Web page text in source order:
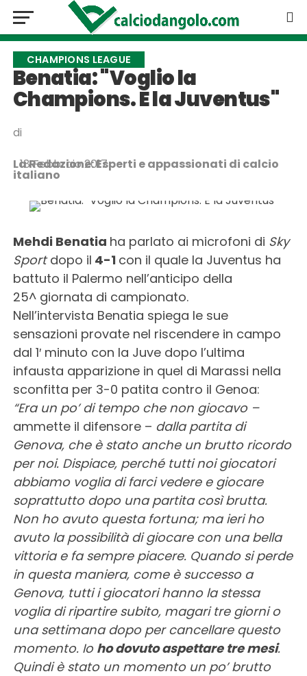
CHAMPIONS LEAGUE
Benatia: "Voglio la
Champions. E la Juventus"
di
La Redazione: Esperti e appassionati di calcio
italiano
18 Febbraio 2017
Mehdi Benatia ha parlato ai microfoni di Sky
Sportdopo il 4-1 con il quale la Juventus ha
battuto il Palermo nell’anticipo della
25^ giornata di campionato.
Nell’intervista Benatia spiega le sue
sensazioni provate nel riscendere in campo
dal 1′ minuto con la Juve dopo l’ultima
infausta apparizione in quel di Marassi nella
sconfitta per 3-0 patita contro il Genoa:
“Era un po’ di tempo che non giocavo –
ammette il difensore – dalla partita di
Genova, che è stato anche un brutto ricordo
per noi. Dispiace, perché tutti noi giocatori
abbiamo voglia di farci vedere e giocare
soprattutto dopo una partita così brutta.
Non ho avuto questa fortuna; ma ieri ho
avuto la possibilità di giocare con una bella
vittoria e fa sempre piacere. Quando si perde
in questa maniera, come è successo a
Genova, tutti i giocatori hanno la stessa
voglia di ripartire subito, magari tre giorni o
una settimana dopo per cancellare questo
momento. Io ho dovuto aspettare tre mesi.
Quindi è stato un momento un po’ brutto